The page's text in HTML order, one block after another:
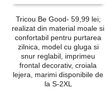
Tricou Be Good- 59,99 lei;
realizat din material moale si
confortabil pentru purtarea
zilnica, model cu gluga si
snur reglabil, imprimeu
frontal decorativ, croiala
lejera, marimi disponibile de
la S-2XL